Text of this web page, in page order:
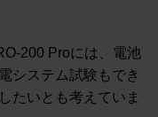
200 Proには、電池
システム試験もでき
たいとも考えていま